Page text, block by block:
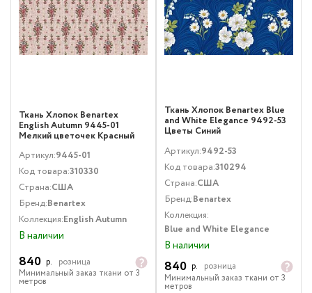
Ткань Хлопок Benartex
English Autumn 9445-01
Мелкий цветочек Красный
Артикул:9445-01
Код товара:310330
Страна:США
Бренд:Benartex
Коллекция:English Autumn
В наличии
840 р.
розница
Минимальный заказ ткани от 3
метров
Ткань Хлопок Benartex Blue
and White Elegance 9492-53
Цветы Синий
Артикул:9492-53
Код товара:310294
Страна:США
Бренд:Benartex
Коллекция:
Blue and White Elegance
В наличии
840 р.
розница
Минимальный заказ ткани от 3
метров